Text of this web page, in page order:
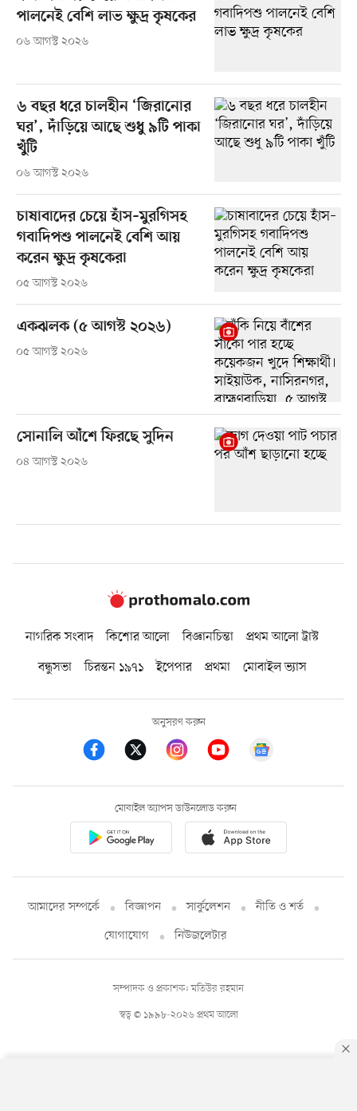
পালনেই বেশি লাভ ক্ষুদ্র কৃষকের
০৬ আগস্ট ২০২৬
৬ বছর ধরে চালহীন ‘জিরানোর
ঘর’, দাঁড়িয়ে আছে শুধু ৯টি পাকা
খুঁটি
০৬ আগস্ট ২০২৬
চাষাবাদের চেয়ে হাঁস–মুরগিসহ
গবাদিপশু পালনেই বেশি আয়
করেন ক্ষুদ্র কৃষকেরা
০৫ আগস্ট ২০২৬
একঝলক (৫ আগস্ট ২০২৬)
০৫ আগস্ট ২০২৬
সোনালি আঁশে ফিরছে সুদিন
০৪ আগস্ট ২০২৬
নাগরিক সংবাদ কিশোর আলো বিজ্ঞানচিন্তা
প্রথম আলো ট্রাস্ট
বন্ধুসভা
চিরন্তন ১৯৭১ ইপেপার প্রথমা মোবাইল ভ্যাস
অনুসরণ করুন
মোবাইল অ্যাপস ডাউনলোড করুন
আমাদের সম্পর্কে বিজ্ঞাপন সার্কুলেশন
নীতি ও শর্ত
যোগাযোগ
নিউজলেটার
স্বত্ব © ১৯৯৮-২০২৬ প্রথম আলো
সম্পাদক ও প্রকাশক: মতিউর রহমান